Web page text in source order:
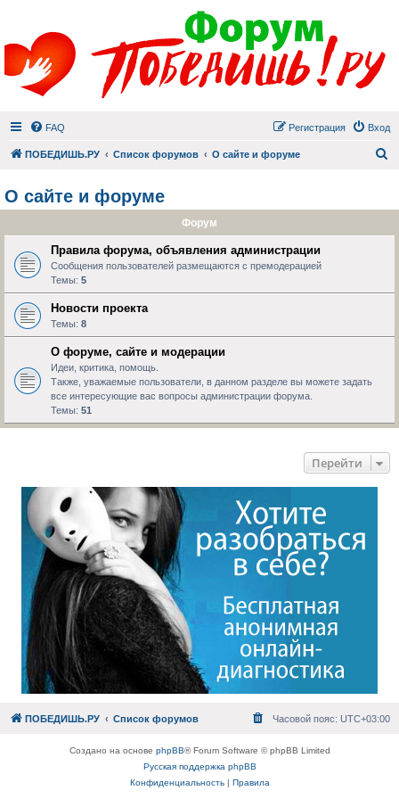
FAQ Вход
Регистрация
ПОБЕДИШЬ.РУ Список форумов О сайте и форуме
О сайте и форуме
Форум
Правила форума, объявления администрации
Сообщения пользователей размещаются с премодерацией
Темы: 5
Новости проекта
Темы: 8
О форуме, сайте и модерации
Идеи, критика, помощь.
Также, уважаемые пользователи, в данном разделе вы можете задать
все интересующие вас вопросы администрации форума.
Темы: 51
Перейти
ПОБЕДИШЬ.РУ Список форумов Часовой пояс: UTC+03:00
Создано на основе phpBB® Forum Software © phpBB Limited
Русская поддержка phpBB
Конфиденциальность| Правила